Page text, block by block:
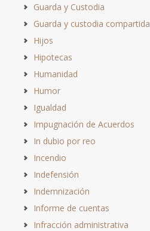
Guarda y Custodia
Guarda y custodia compartida
Hijos
Hipotecas
Humanidad
Humor
Igualdad
Impugnación de Acuerdos
In dubio por reo
Incendio
Indefensión
Indemnización
Informe de cuentas
Infracción administrativa